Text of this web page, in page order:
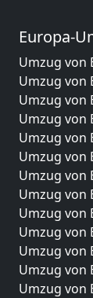
Europa-
Umzug von
Umzug von
Umzug von
Umzug von
Umzug von
Umzug von
Umzug von
Umzug von
Umzug von
Umzug von
Umzug von
Umzug von
Umzug von